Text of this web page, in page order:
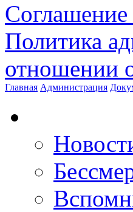
Политика
отношении
Главная Администрация